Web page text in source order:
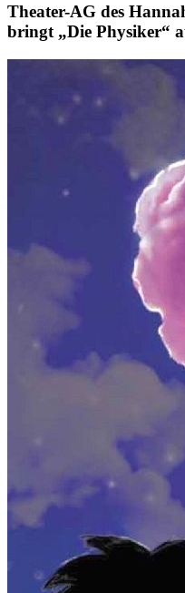
Theater-AG des
bringt „Die Physiker“